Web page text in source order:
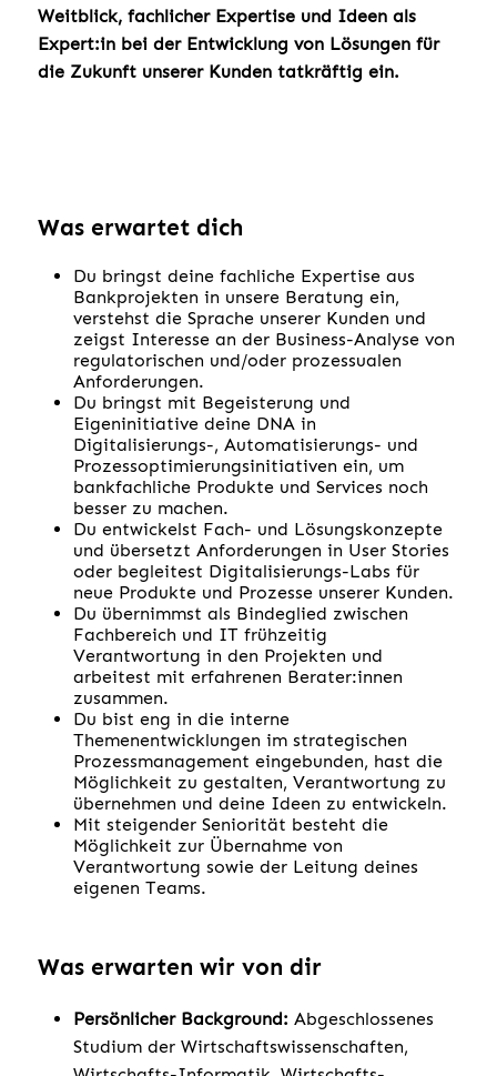
Weitblick, fachlicher Expertise und Ideen als
Expert:in bei der Entwicklung von Lösungen für
die Zukunft unserer Kunden tatkräftig ein.
Was erwartet dich
Du bringst deine fachliche Expertise aus
Bankprojekten in unsere Beratung ein,
verstehst die Sprache unserer Kunden und
zeigst Interesse an der Business-Analyse von
regulatorischen und/oder prozessualen
Anforderungen.
Du bringst mit Begeisterung und
Eigeninitiative deine DNA in
Digitalisierungs-, Automatisierungs- und
Prozessoptimierungsinitiativen ein, um
bankfachliche Produkte und Services noch
besser zu machen.
Du entwickelst Fach- und Lösungskonzepte
und übersetzt Anforderungen in User Stories
oder begleitest Digitalisierungs-Labs für
neue Produkte und Prozesse unserer Kunden.
Du übernimmst als Bindeglied zwischen
Fachbereich und IT frühzeitig
Verantwortung in den Projekten und
arbeitest mit erfahrenen Berater:innen
zusammen.
Du bist eng in die interne
Themenentwicklungen im strategischen
Prozessmanagement eingebunden, hast die
Möglichkeit zu gestalten, Verantwortung zu
übernehmen und deine Ideen zu entwickeln.
Mit steigender Seniorität besteht die
Möglichkeit zur Übernahme von
Verantwortung sowie der Leitung deines
eigenen Teams.
Was erwarten wir von dir
Persönlicher Background: Abgeschlossenes
Studium der Wirtschaftswissenschaften,